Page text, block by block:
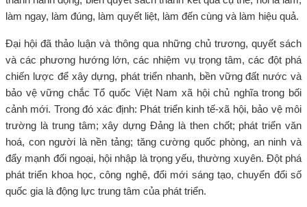
làm ngay, làm đúng, làm quyết liệt, làm đến cùng và làm hiệu quả.
Đại hội đã thảo luận và thông qua những chủ trương, quyết sách
và các phương hướng lớn, các nhiệm vụ trọng tâm, các đột phá
chiến lược để xây dựng, phát triển nhanh, bền vững đất nước và
bảo vệ vững chắc Tổ quốc Việt Nam xã hội chủ nghĩa trong bối
cảnh mới. Trong đó xác định: Phát triển kinh tế-xã hội, bảo vệ môi
trường là trung tâm; xây dựng Đảng là then chốt; phát triển văn
hoá, con người là nền tảng; tăng cường quốc phòng, an ninh và
đẩy mạnh đối ngoại, hội nhập là trọng yếu, thường xuyên. Đột phá
phát triển khoa học, công nghệ, đổi mới sáng tạo, chuyển đổi số
quốc gia là động lực trung tâm của phát triển.